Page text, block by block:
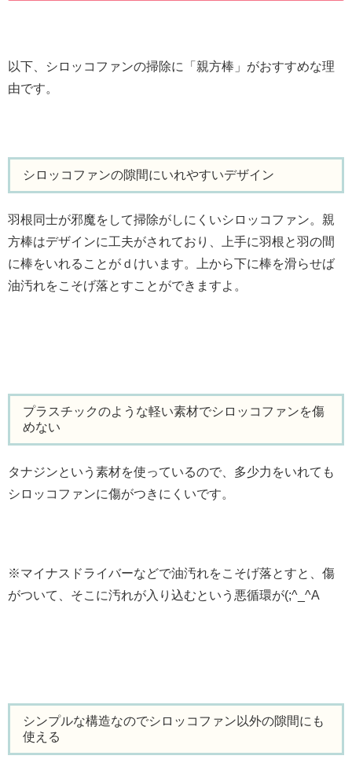
以下、シロッコファンの掃除に「親方棒」がおすすめな理
由です。
シロッコファンの隙間にいれやすいデザイン
羽根同士が邪魔をして掃除がしにくいシロッコファン。親
方棒はデザインに工夫がされており、上手に羽根と羽の間
に棒をいれることがｄけいます。上から下に棒を滑らせば
油汚れをこそげ落とすことができますよ。
プラスチックのような軽い素材でシロッコファンを傷
めない
タナジンという素材を使っているので、多少力をいれても
シロッコファンに傷がつきにくいです。
※マイナスドライバーなどで油汚れをこそげ落とすと、傷
がついて、そこに汚れが入り込むという悪循環が(;^_^A
シンプルな構造なのでシロッコファン以外の隙間にも
使える